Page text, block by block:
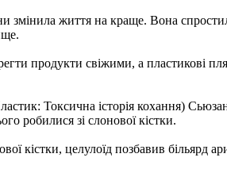
змінила життя на краще. Вона
продукти свіжими, а пластикові
Токсична історія кохання)
робилися зі слонової кістки.
кістки, целулоїд позбавив більярд